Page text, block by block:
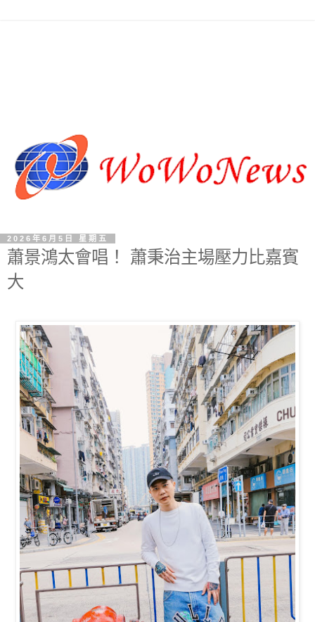
2026年6月5日 星期五
蕭景鴻太會唱！ 蕭秉治主場壓力比嘉賓
大